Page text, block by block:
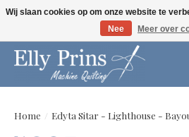
Let op: gewijzigde openingstijden!
Home / Edyta Sitar - Lighthouse -
Wij slaan cookies op om onze website te
Nee
Meer over